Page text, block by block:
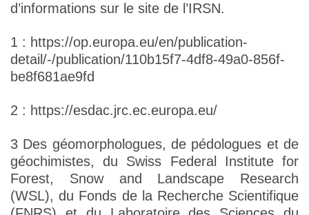
d’informations sur le site de l’IRSN.
1 : https://op.europa.eu/en/publication-
detail/-/publication/110b15f7-4df8-49a0-856f-
be8f681ae9fd
2 : https://esdac.jrc.ec.europa.eu/
3 Des géomorphologues, de pédologues et de
géochimistes, du Swiss Federal Institute for
Forest, Snow and Landscape Research
(WSL), du Fonds de la Recherche Scientifique